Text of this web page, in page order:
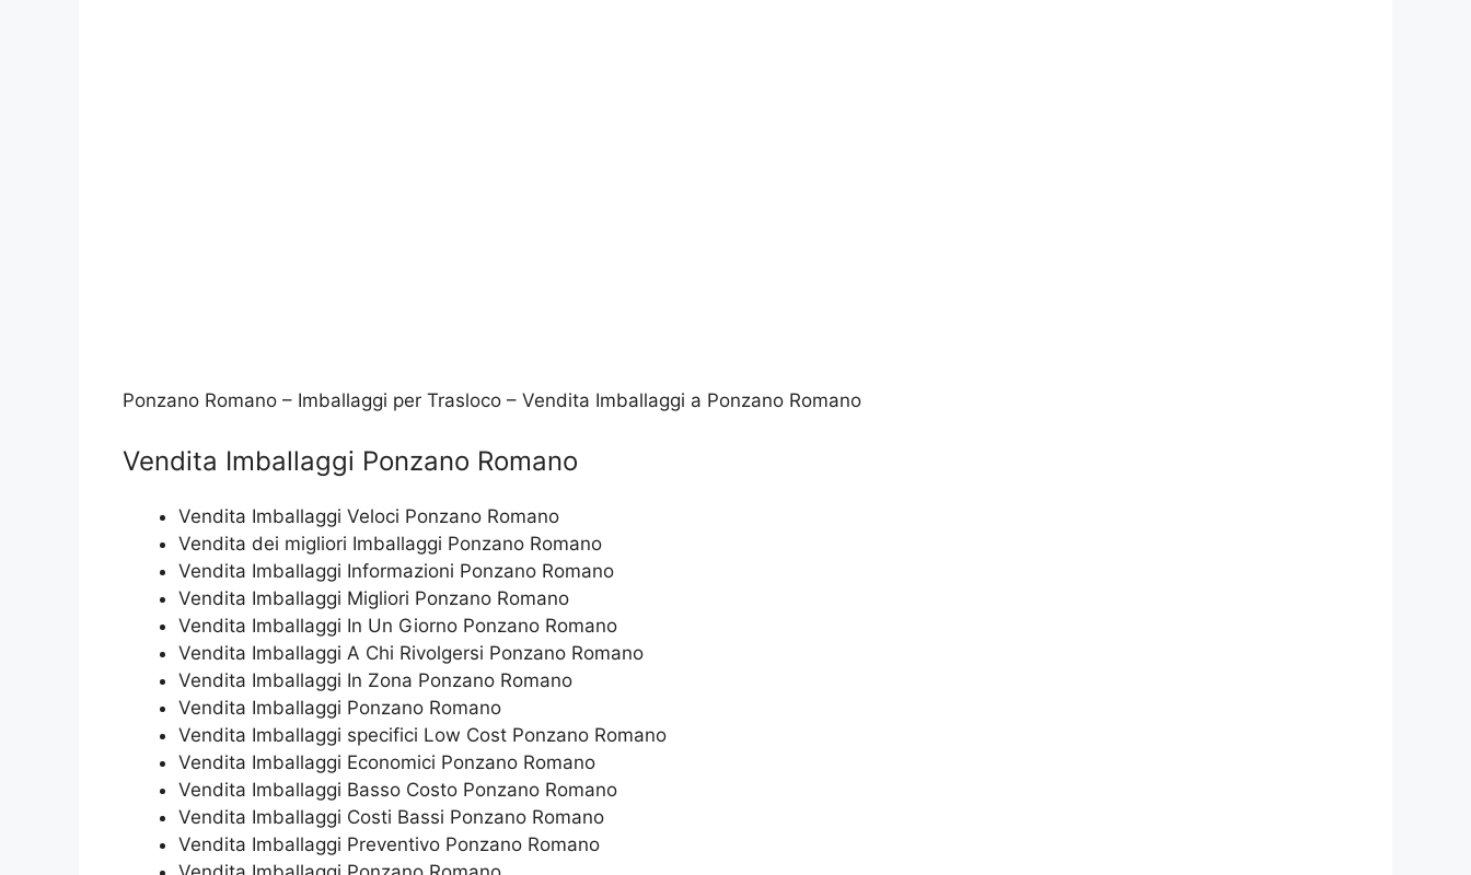
Ponzano Romano – Imballaggi per Trasloco – Vendita Imballaggi a Ponzano Romano
Vendita Imballaggi Ponzano Romano
Vendita Imballaggi Veloci Ponzano Romano
Vendita dei migliori Imballaggi Ponzano Romano
Vendita Imballaggi Informazioni Ponzano Romano
Vendita Imballaggi Migliori Ponzano Romano
Vendita Imballaggi In Un Giorno Ponzano Romano
Vendita Imballaggi A Chi Rivolgersi Ponzano Romano
Vendita Imballaggi In Zona Ponzano Romano
Vendita Imballaggi Ponzano Romano
Vendita Imballaggi specifici Low Cost Ponzano Romano
Vendita Imballaggi Economici Ponzano Romano
Vendita Imballaggi Basso Costo Ponzano Romano
Vendita Imballaggi Costi Bassi Ponzano Romano
Vendita Imballaggi Preventivo Ponzano Romano